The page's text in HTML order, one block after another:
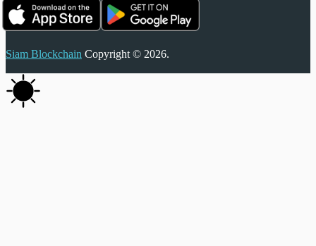
Siam Blockchain Copyright © 2026.